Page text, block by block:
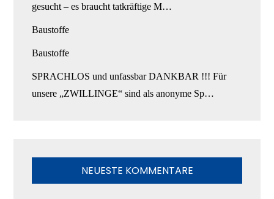
gesucht – es braucht tatkräftige M…
Baustoffe
Baustoffe
SPRACHLOS und unfassbar DANKBAR !!! Für
unsere „ZWILLINGE“ sind als anonyme Sp…
NEUESTE KOMMENTARE